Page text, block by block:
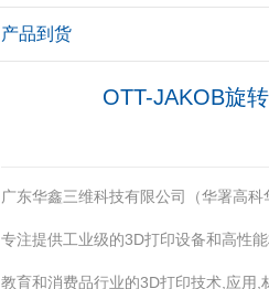
产品到货
OTT-JAKOB旋
广东华鑫三维科技有限公司（华署高
专注提供工业级的3D打印设备和高性
教育和消费品行业的3D打印技术,应用,